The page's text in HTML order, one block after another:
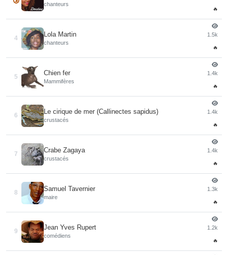
chanteurs
🔥
4
Lola Martin
chanteurs
1.5k
🔥
5
Chien fer
Mammifères
1.4k
🔥
6
Le cirique de mer (Callinectes sapidus)
crustacés
1.4k
🔥
7
Crabe Zagaya
crustacés
1.4k
🔥
8
Samuel Tavernier
maire
1.3k
🔥
9
Jean Yves Rupert
comédiens
1.2k
🔥